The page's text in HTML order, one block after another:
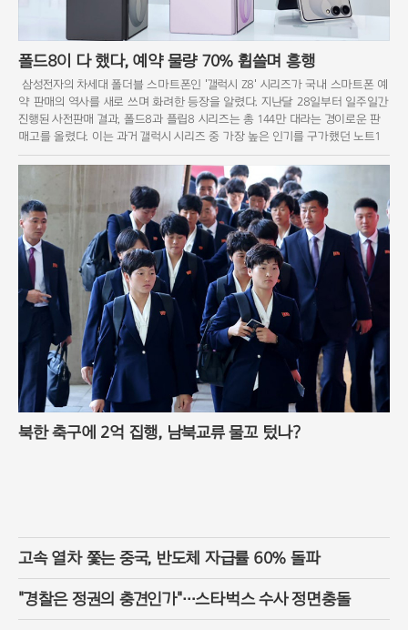
폴드8이 다 했다, 예약 물량 70% 휩쓸며 흥행
삼성전자의 차세대 폴더블 스마트폰인 '갤럭시 Z8' 시리즈가 국내 스마트폰 예
약 판매의 역사를 새로 쓰며 화려한 등장을 알렸다. 지난달 28일부터 일주일간
진행된 사전판매 결과, 폴드8과 플립8 시리즈는 총 144만 대라는 경이로운 판
매고를 올렸다. 이는 과거 갤럭시 시리즈 중 가장 높은 인기를 구가했던 노트1
북한 축구에 2억 집행, 남북교류 물꼬 텄나?
고속 열차 쫓는 중국, 반도체 자급률 60% 돌파
"경찰은 정권의 충견인가"…스타벅스 수사 정면충돌